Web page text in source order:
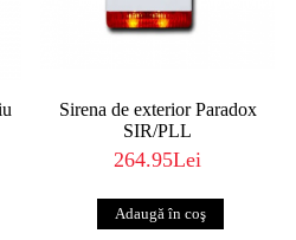
Sirena de exterior Paradox
SIR/PLL
264.95Lei